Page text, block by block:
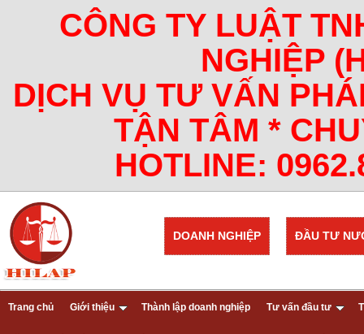
CÔNG TY LUẬT
NGHIỆP
DỊCH VỤ TƯ VẤN
TẬN TÂM *
HOTLINE:
ĐẦU TƯ
DOANH NGHIỆP
Trang chủ Giới thiệu Thành lập doanh nghiệp Tư vấn đầu tư